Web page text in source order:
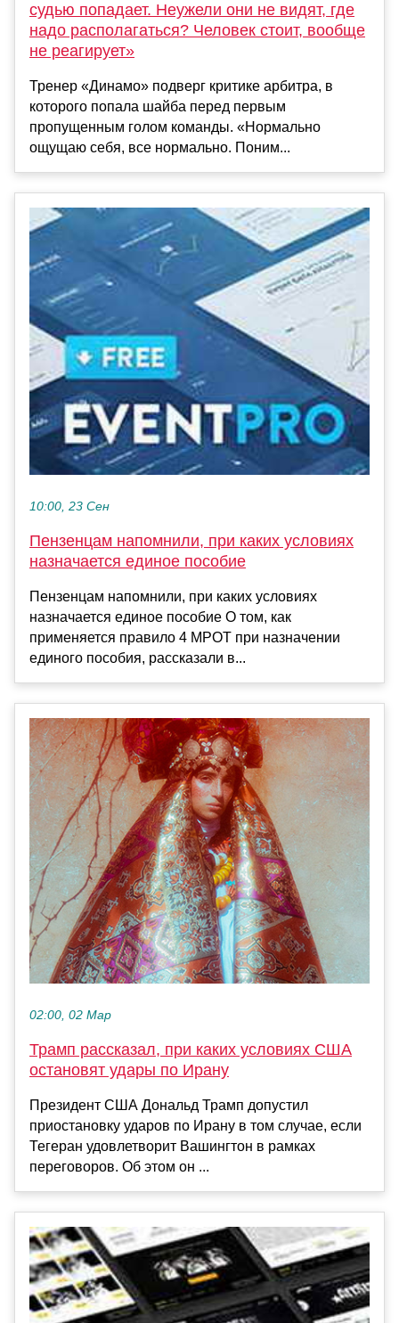
судью попадает. Неужели они не видят, где
надо располагаться? Человек стоит, вообще
не реагирует»
Тренер «Динамо» подверг критике арбитра, в
которого попала шайба перед первым
пропущенным голом команды. «Нормально
ощущаю себя, все нормально. Поним...
10:00, 23 Сен
Пензенцам напомнили, при каких условиях
назначается единое пособие
Пензенцам напомнили, при каких условиях
назначается единое пособие О том, как
применяется правило 4 МРОТ при назначении
единого пособия, рассказали в...
02:00, 02 Мар
Трамп рассказал, при каких условиях США
остановят удары по Ирану
Президент США Дональд Трамп допустил
приостановку ударов по Ирану в том случае, если
Тегеран удовлетворит Вашингтон в рамках
переговоров. Об этом он ...